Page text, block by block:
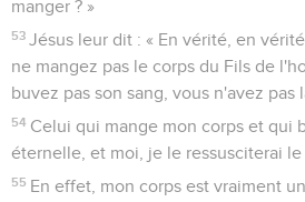
manger ? »
53 Jésus leur dit : « En vérité, en
ne mangez pas le corps du Fils de
buvez pas son sang, vous n'avez pas
54 Celui qui mange mon corps et qui
éternelle, et moi, je le ressusciterai le
55 En effet, mon corps est vraiment